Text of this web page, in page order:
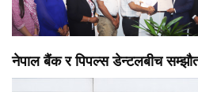
नेपाल बैंक र पिपल्स डेन्टलबीच